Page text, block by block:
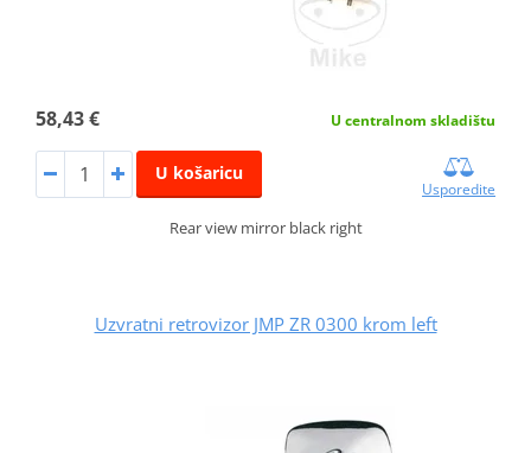
58,43 € U centralnom skladištu
U košaricu
Usporedite
Rear view mirror black right
Uzvratni retrovizor JMP ZR 0300 krom left